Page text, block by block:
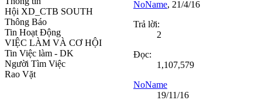
Hội XD_CTB SOUTH
Thông Báo
Tin Hoạt Động
VIỆC LÀM VÀ CƠ HỘI
Tin Việc làm - DK
Người Tìm Việc
Rao Vặt
NoName, 21/4/16
Trả lời:
2
Đọc:
1,107,579
NoName
19/11/16